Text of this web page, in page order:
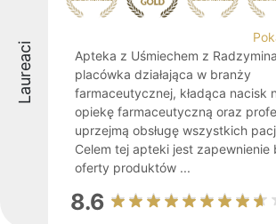
Laureaci
Apteka z Uśmiechem z
placówka działająca w branży
farmaceutycznej, kładąca nacisk
opiekę farmaceutyczną oraz
uprzejmą obsługę wszystkich
Celem tej apteki jest zapewnienie
oferty produktów ...
8.6